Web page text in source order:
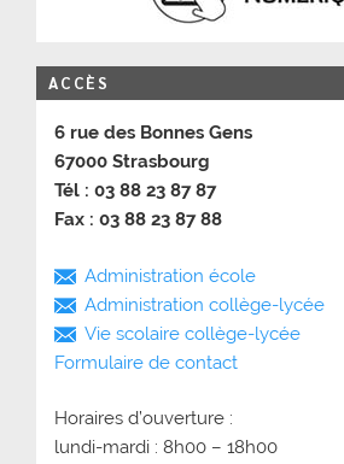
ACCÈS
6 rue des Bonnes Gens
67000 Strasbourg
Tél : 03 88 23 87 87
Fax : 03 88 23 87 88
Administration école
Administration collège-lycée
Vie scolaire collège-lycée
Formulaire de contact
Horaires d’ouverture :
lundi-mardi : 8h00 – 18h00